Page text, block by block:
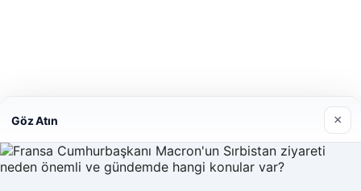
Göz Atın ×